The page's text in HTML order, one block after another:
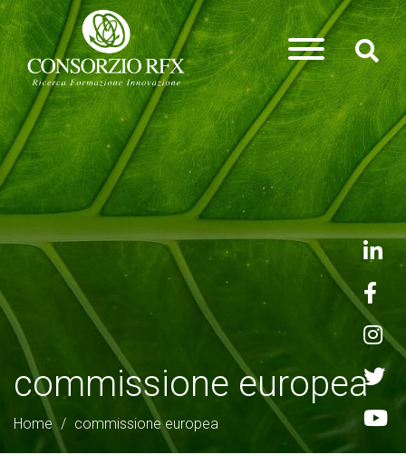
commissione europea
Home / commissione europea